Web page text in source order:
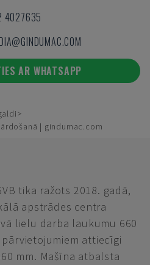
4027635
AR WHATSAPP
| gindumac.com
tika ražots 2018. gadā,
apstrādes centra
lielu darba laukumu 660
pārvietojumiem attiecīgi
mm. Mašīna atbalsta